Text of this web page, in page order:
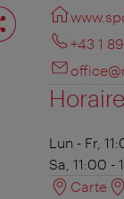
page
+43 1
Lun - Fr,
Sa, 11:00 -
Carte